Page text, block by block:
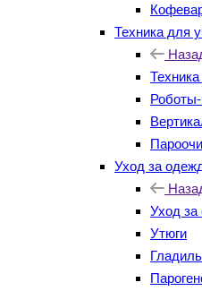
Техника для
Уход за
Уход
Утюги